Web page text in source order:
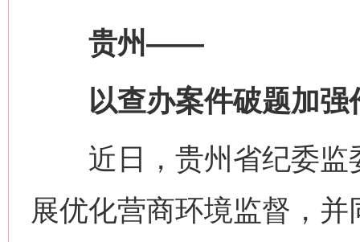
贵州——
以查办案件破题加强
近日，贵州省纪委监
展优化营商环境监督，